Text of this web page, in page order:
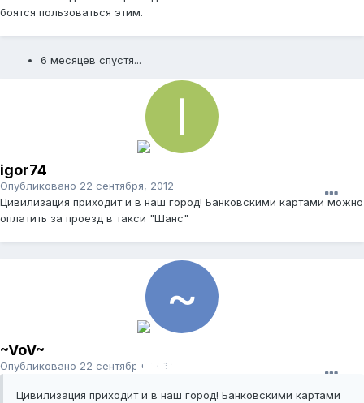
боятся пользоваться этим.
6 месяцев спустя...
igor74
Опубликовано 22 сентября, 2012
Цивилизация приходит и в наш город! Банковскими картами можно
оплатить за проезд в такси "Шанс"
~VoV~
Опубликовано 22 сентября, 2012
Цивилизация приходит и в наш город! Банковскими картами